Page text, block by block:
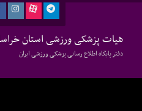
هیات پزشکی ورزشی استان
دفتر پایگاه اطلاع رسانی پزشکی ورزشی ایران